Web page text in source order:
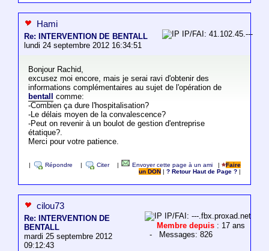
Hami
Re: INTERVENTION DE BENTALL
lundi 24 septembre 2012 16:34:51
IP/FAI: 41.102.45.---
Bonjour Rachid,
excusez moi encore, mais je serai ravi d'obtenir des
informations complémentaires au sujet de l'opération de
bentall
comme:
-Combien ça dure l'hospitalisation?
-Le délais moyen de la convalescence?
-Peut on revenir à un boulot de gestion d'entreprise
étatique?.
Merci pour votre patience.
Répondre Citer Envoyer cette page à un ami |
Faire
un DON
|? Retour Haut de Page ?
cilou73
Re: INTERVENTION DE
BENTALL
mardi 25 septembre 2012
09:12:43
IP/FAI: ---.fbx.proxad.net
Membre depuis : 17 ans
- Messages: 826